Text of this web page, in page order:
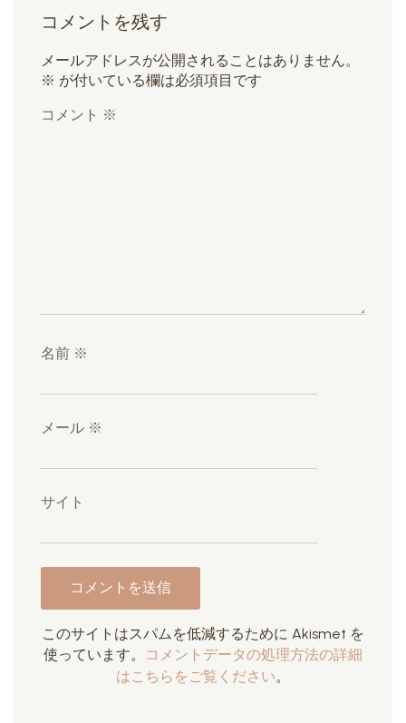
コメントを残す
メールアドレスが公開されることはありません。
※ が付いている欄は必須項目です
コメント ※
名前 ※
メール ※
サイト
このサイトはスパムを低減するために Akismet を
使っています。
コメントデータの処理方法の詳細
はこちらをご覧ください。